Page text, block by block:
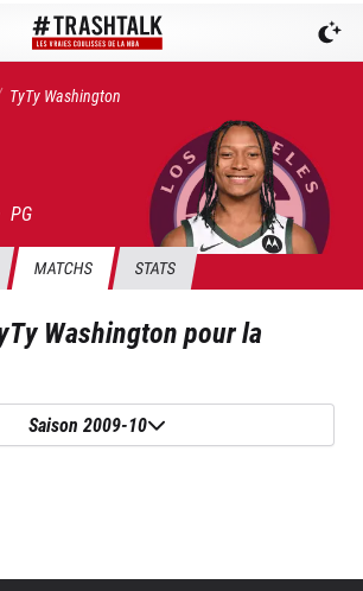
TyTy Washington
PG
MATCHS STATS
Washingtonpour la
Saison 2009-10